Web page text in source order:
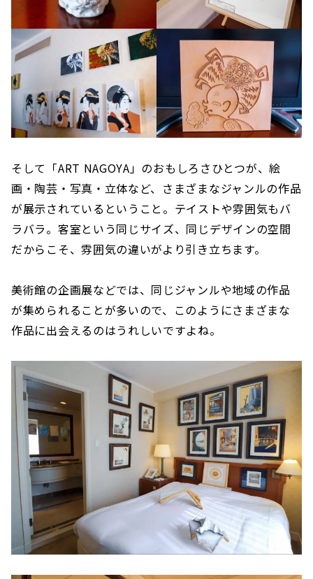
そして「ART NAGOYA」のおもしろさひとつが、絵
画・陶芸・写真・立体など、さまざまなジャンルの作品
が展示されているということ。テイストや雰囲気もバ
ラバラ。客室という同じサイズ、同じデザインの空間
だからこそ、雰囲気の違いがより引き立ちます。
美術館の企画展などでは、同じジャンルや地域の作品
が集められることが多いので、このようにさまざまな
作品に出会えるのはうれしいですよね。